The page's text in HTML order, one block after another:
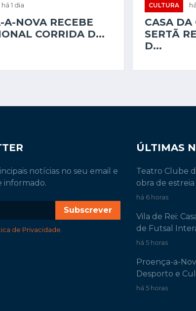
há 1 dia
NOVA RECEBE
CORRIDA D...
CULTURA
CASA DA
SERTÃ
D...
notícias no seu email e
informado.
Subscrever
de Privacidade.
ÚLTIMAS
Teatro Clube
obra de
há 6 horas
Vila de Rei:
de Futsal
há 5 horas
Proença-a-
Desporto e
há 5 horas